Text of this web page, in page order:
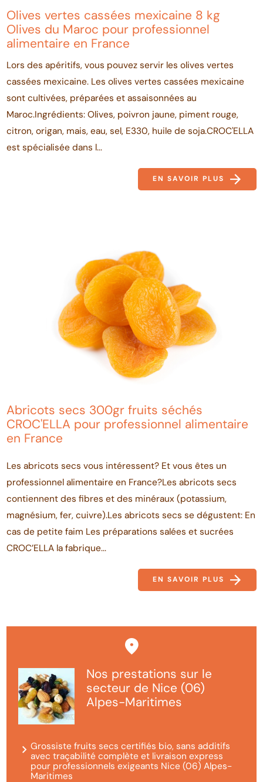
Olives vertes cassées mexicaine 8 kg
Olives du Maroc pour professionnel
alimentaire en France
Lors des apéritifs, vous pouvez servir les olives vertes
cassées mexicaine. Les olives vertes cassées mexicaine
sont cultivées, préparées et assaisonnées au
Maroc.Ingrédients: Olives, poivron jaune, piment rouge,
citron, origan, mais, eau, sel, E330, huile de soja.CROC'ELLA
est spécialisée dans l...
EN SAVOIR PLUS
Abricots secs 300gr fruits séchés
CROC'ELLA pour professionnel alimentaire
en France
Les abricots secs vous intéressent? Et vous êtes un
professionnel alimentaire en France?Les abricots secs
contiennent des fibres et des minéraux (potassium,
magnésium, fer, cuivre).Les abricots secs se dégustent: En
cas de petite faim Les préparations salées et sucrées
CROC’ELLA la fabrique...
EN SAVOIR PLUS
Nos prestations sur le
secteur de Nice (06)
Alpes-Maritimes
Grossiste fruits secs certifiés bio, sans additifs
avec traçabilité complète et livraison express
pour professionnels exigeants Nice (06) Alpes-
Maritimes